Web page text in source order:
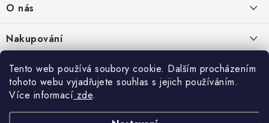
Tento web používá soubory cookie. Dalším procházením
tohoto webu vyjadřujete souhlas s jejich používáním.
Více informací zde.
p
a
t
O nás
Profil firmy
Produktové stránky
Nejčastejší otázky
Nakupování
Odstoupit od smlouvy
Obchodní podmínky
Blog
Nenápadný začátek, totální mindfuck na konci: 11 filmů, které vás
Facebook